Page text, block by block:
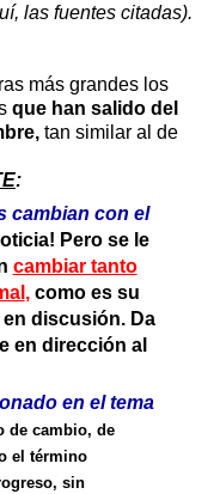
las fuentes citadas).
más grandes los
que han salido del
tan similar al de
:
cambian con el
Pero se le
cambiar tanto
,como es su
discusión. Da
en dirección al
en el tema
de cambio, de
el término
sin